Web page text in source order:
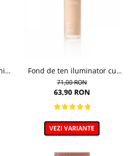
Fond de ten iluminator cu
multivitamine, Lush Satin,
nuanta 31 Warm Beige - 30ml
71,00 RON
63,90 RON
VEZI VARIANTE